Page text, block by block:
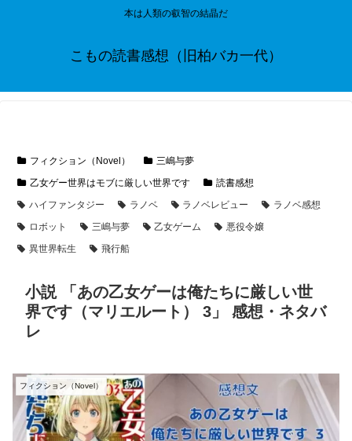
本は人類の叡智の結晶だ
こもの読書感想（旧柏バカ一代）
フィクション（Novel）
三嶋与夢
乙女ゲー世界はモブに厳しい世界です
読書感想
ハイファンタジー
ラノベ ラノベレビュー
ラノベ感想
ロボット
三嶋与夢 乙女ゲーム
悪役令嬢
異世界転生
飛行船
小説 「あの乙女ゲーは俺たちに厳しい世
界です（マリエルート） 3」 感想・ネタバ
レ
フィクション（Novel）